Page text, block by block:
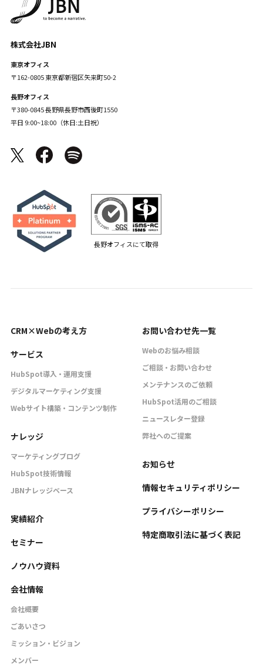
株式会社JBN
東京オフィス
〒162-0805 東京都新宿区矢来町50-2
長野オフィス
〒380-0845 長野県長野市西後町1550
平日 9:00~18:00（休日:土日祝）
長野オフィスにて取得
CRM×Webの考え方
サービス
HubSpot導入・運用支援
デジタルマーケティング支援
Webサイト構築・コンテンツ制作
ナレッジ
マーケティングブログ
HubSpot技術情報
JBNナレッジベース
実績紹介
セミナー
ノウハウ資料
会社情報
会社概要
ごあいさつ
ミッション・ビジョン
メンバー
お問い合わせ先一覧
Webのお悩み相談
ご相談・お問い合わせ
メンテナンスのご依頼
HubSpot活用のご相談
ニュースレター登録
弊社へのご提案
お知らせ
情報セキュリティポリシー
プライバシーポリシー
特定商取引法に基づく表記